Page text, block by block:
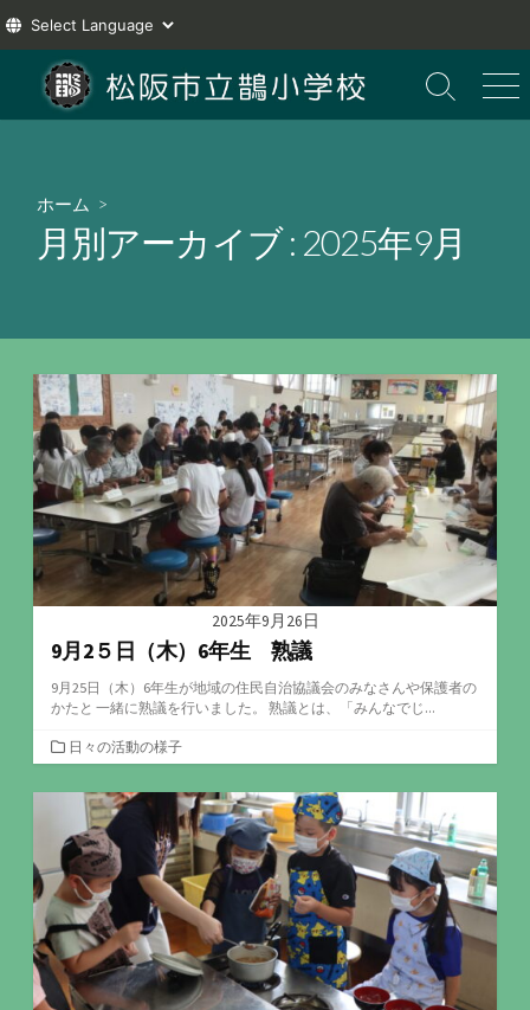
テ
検
索
メ
ニ
ホーム >
月別アーカイブ : 2025年9月
2025年9月26日
9月2５日（木）6年生 熟議
9月25日（木）6年生が地域の住民自治協議会のみなさんや保護者の
かたと 一緒に熟議を行いました。 熟議とは、「みんなでじ...
カ
テ
ゴ
ー
日々の活動の様子